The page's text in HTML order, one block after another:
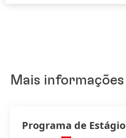
Mais informações
Programa de Estágio